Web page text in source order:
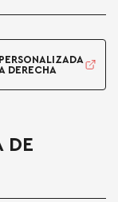
DERECHA
DE